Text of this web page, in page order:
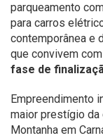
parqueamento
para carros
contemporânea e
que convivem
fase de
Empreendimento
maior prestígio da
Montanha em